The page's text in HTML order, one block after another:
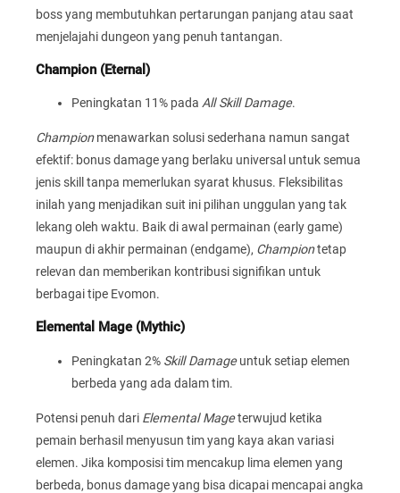
boss yang membutuhkan pertarungan panjang atau saat
menjelajahi dungeon yang penuh tantangan.
Champion (Eternal)
Peningkatan 11% pada All Skill Damage.
Championmenawarkan solusi sederhana namun sangat
efektif: bonus damage yang berlaku universal untuk semua
jenis skill tanpa memerlukan syarat khusus. Fleksibilitas
inilah yang menjadikan suit ini pilihan unggulan yang tak
lekang oleh waktu. Baik di awal permainan (early game)
maupun di akhir permainan (endgame), Championtetap
relevan dan memberikan kontribusi signifikan untuk
berbagai tipe Evomon.
Elemental Mage (Mythic)
Peningkatan 2% Skill Damageuntuk setiap elemen
berbeda yang ada dalam tim.
Potensi penuh dari Elemental Mageterwujud ketika
pemain berhasil menyusun tim yang kaya akan variasi
elemen. Jika komposisi tim mencakup lima elemen yang
berbeda, bonus damage yang bisa dicapai mencapai angka